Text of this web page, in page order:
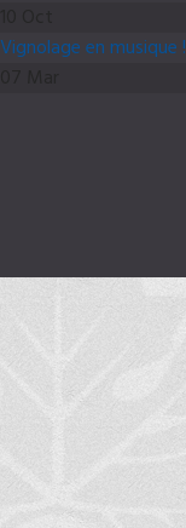
Vignolage en musique !